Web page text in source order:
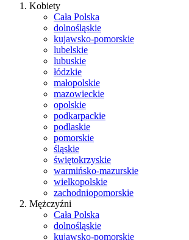
Kobiety
Cała Polska
dolnośląskie
kujawsko-pomorskie
lubelskie
lubuskie
łódzkie
małopolskie
mazowieckie
opolskie
podkarpackie
podlaskie
pomorskie
śląskie
świętokrzyskie
warmińsko-mazurskie
wielkopolskie
zachodniopomorskie
Mężczyźni
Cała Polska
dolnośląskie
kujawsko-pomorskie